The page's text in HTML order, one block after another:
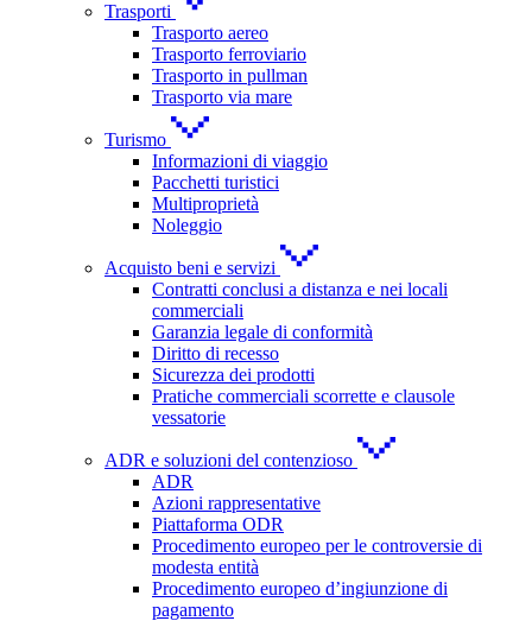
Trasporti
Trasporto aereo
Trasporto ferroviario
Trasporto in pullman
Trasporto via mare
Turismo
Informazioni di viaggio
Pacchetti turistici
Multiproprietà
Noleggio
Acquisto beni e servizi
Contratti conclusi a distanza e nei locali
commerciali
Garanzia legale di conformità
Diritto di recesso
Sicurezza dei prodotti
Pratiche commerciali scorrette e clausole
vessatorie
ADR e soluzioni del contenzioso
ADR
Azioni rappresentative
Piattaforma ODR
Procedimento europeo per le controversie di
modesta entità
Procedimento europeo d’ingiunzione di
pagamento